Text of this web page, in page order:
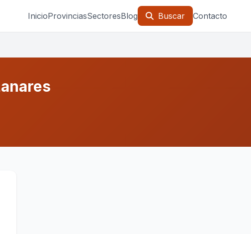
InicioProvinciasSectoresBlog Buscar Contacto